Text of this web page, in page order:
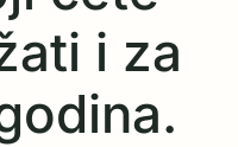
i za